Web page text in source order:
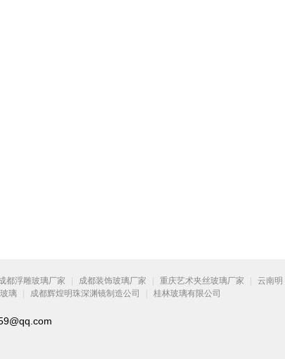
都浮雕玻璃厂家 成都装饰玻璃厂家 重庆艺术夹丝玻璃厂家
云南明
璃 成都辉煌明珠深渊镜制造公司 桂林玻璃有限公司